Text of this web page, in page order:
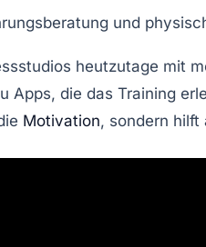
und
heutzutage mit
Apps, die das Training
Motivation, sondern